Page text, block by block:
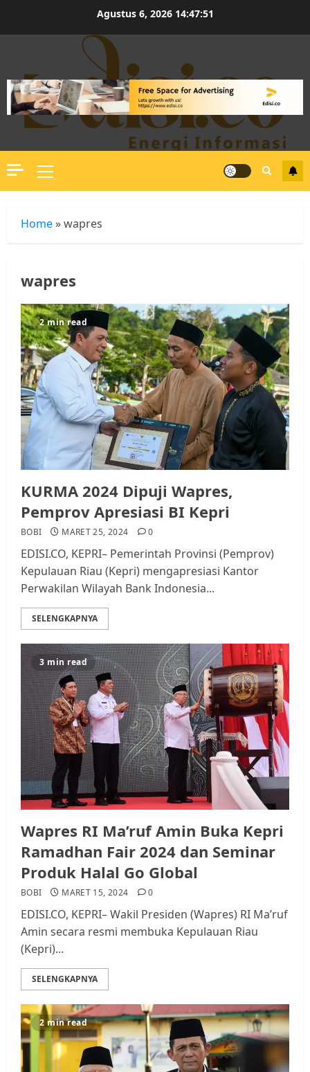
Agustus 6, 2026 14:47:52
Primary
Menu
Home »wapres
wapres
2 min read
KURMA 2024 Dipuji Wapres,
Pemprov Apresiasi BI Kepri
BOBI MARET 25, 2024 0
EDISI.CO, KEPRI– Pemerintah Provinsi (Pemprov)
Kepulauan Riau (Kepri) mengapresiasi Kantor
Perwakilan Wilayah Bank Indonesia...
SELENGKAPNYA
3 min read
Wapres RI Ma’ruf Amin Buka Kepri
Ramadhan Fair 2024 dan Seminar
Produk Halal Go Global
BOBI MARET 15, 2024 0
EDISI.CO, KEPRI– Wakil Presiden (Wapres) RI Ma’ruf
Amin secara resmi membuka Kepulauan Riau
(Kepri)...
SELENGKAPNYA
2 min read